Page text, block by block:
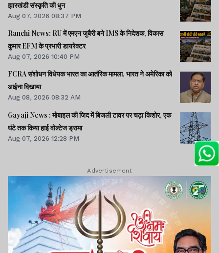
झारखंडी संस्कृति की धुन
Aug 07, 2026 08:37 PM
Ranchi News: RU में एमएन जुबैरी बने IMS के निदेशक, विकास
कुमार EFM के प्रभारी डायरेक्टर
Aug 07, 2026 10:40 PM
FCRA संशोधन विधेयक भारत का आतंरिक मामला, भारत ने अमेरिका को
आईना दिखाया
Aug 08, 2026 08:32 AM
Gayaji News : मोबाइल की जिद में बिजली टावर पर चढ़ा किशोर, एक
घंटे तक किया हाई वोल्टेज ड्रामा
Aug 07, 2026 12:28 PM
Advertisement